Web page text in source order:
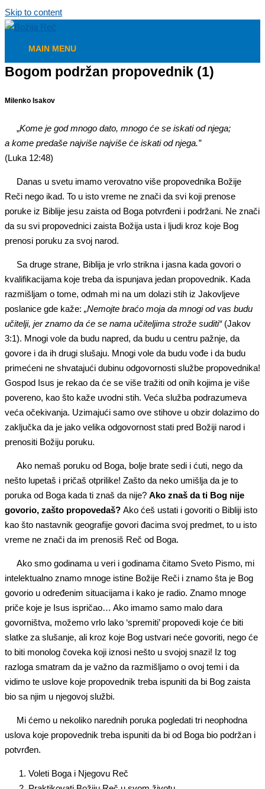
Skip to content
MAIN MENU
Bogom podržan propovednik (1)
Milenko Isakov
„Kome je god mnogo dato, mnogo će se iskati od njega;
a kome predaše najviše najviše će iskati od njega.”
(Luka 12:48)
Danas u svetu imamo verovatno više propovednika Božije
Reči nego ikad. To u isto vreme ne znači da svi koji prenose
poruke iz Biblije jesu zaista od Boga potvrđeni i podržani. Ne znači
da su svi propovednici zaista Božija usta i ljudi kroz koje Bog
prenosi poruku za svoj narod.
Sa druge strane, Biblija je vrlo strikna i jasna kada govori o
kvalifikacijama koje treba da ispunjava jedan propovednik. Kada
razmišljam o tome, odmah mi na um dolazi stih iz Jakovljeve
poslanice gde kaže: „Nemojte braćo moja da mnogi od vas budu
učitelji, jer znamo da će se nama učiteljima strože suditi“(Jakov
3:1). Mnogi vole da budu napred, da budu u centru pažnje, da
govore i da ih drugi slušaju. Mnogi vole da budu vođe i da budu
primećeni ne shvatajući dubinu odgovornosti službe propovednika!
Gospod Isus je rekao da će se više tražiti od onih kojima je više
povereno, kao što kaže uvodni stih. Veća služba podrazumeva
veća očekivanja. Uzimajući samo ove stihove u obzir dolazimo do
zaključka da je jako velika odgovornost stati pred Božiji narod i
prenositi Božiju poruku.
Ako nemaš poruku od Boga, bolje brate sedi i ćuti, nego da
nešto lupetaš i pričaš otprilike! Zašto da neko umišlja da je to
poruka od Boga kada ti znaš da nije? Ako znaš da ti Bog nije
govorio, zašto propovedaš? Ako ćeš ustati i govoriti o Bibliji isto
kao što nastavnik geografije govori đacima svoj predmet, to u isto
vreme ne znači da im prenosiš Reč od Boga.
Ako smo godinama u veri i godinama čitamo Sveto Pismo, mi
intelektualno znamo mnoge istine Božije Reči i znamo šta je Bog
govorio u određenim situacijama i kako je radio. Znamo mnoge
priče koje je Isus ispričao… Ako imamo samo malo dara
govorništva, možemo vrlo lako ‘spremiti’ propovedi koje će biti
slatke za slušanje, ali kroz koje Bog ustvari neće govoriti, nego će
to biti monolog čoveka koji iznosi nešto u svojoj snazi! Iz tog
razloga smatram da je važno da razmišljamo o ovoj temi i da
vidimo te uslove koje propovednik treba ispuniti da bi Bog zaista
bio sa njim u njegovoj službi.
Mi ćemo u nekoliko narednih poruka pogledati tri neophodna
uslova koje propovednik treba ispuniti da bi od Boga bio podržan i
potvrđen.
Voleti Boga i Njegovu Reč